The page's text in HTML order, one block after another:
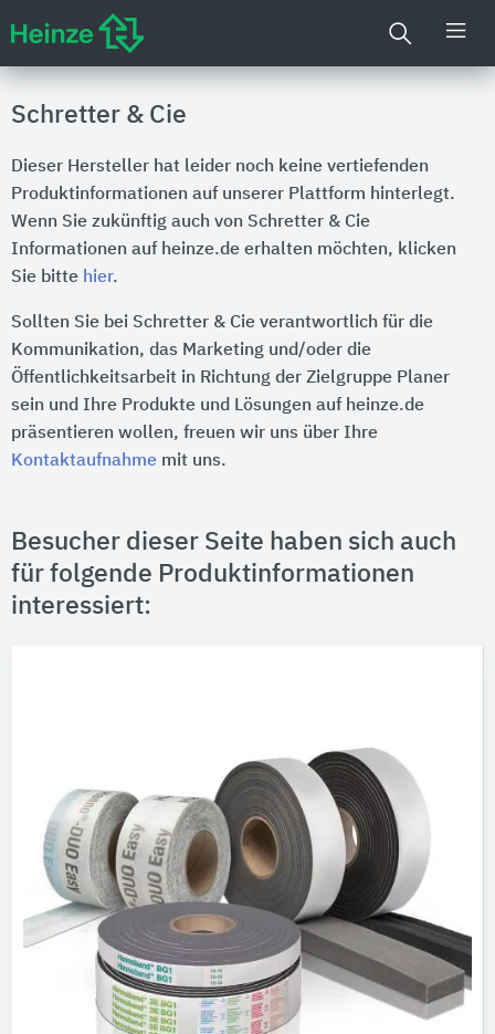
Schretter & Cie
Dieser Hersteller hat leider noch keine vertiefenden
Produktinformationen auf unserer Plattform hinterlegt.
Wenn Sie zukünftig auch von Schretter & Cie
Informationen auf heinze.de erhalten möchten, klicken
Sie bitte hier.
Sollten Sie bei Schretter & Cie verantwortlich für die
Kommunikation, das Marketing und/oder die
Öffentlichkeitsarbeit in Richtung der Zielgruppe Planer
sein und Ihre Produkte und Lösungen auf heinze.de
präsentieren wollen, freuen wir uns über Ihre
Kontaktaufnahme mit uns.
Besucher dieser Seite haben sich auch
für folgende Produktinformationen
interessiert: